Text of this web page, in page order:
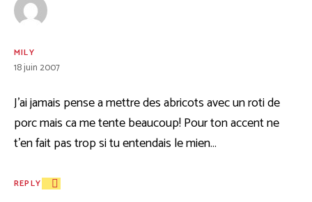
MILY
18 juin 2007
J’ai jamais pense a mettre des abricots avec un roti de
porc mais ca me tente beaucoup! Pour ton accent ne
t’en fait pas trop si tu entendais le mien…
REPLY